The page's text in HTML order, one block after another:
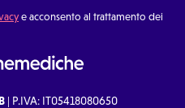
e acconsento al trattamento dei
| P.IVA: IT05418080650